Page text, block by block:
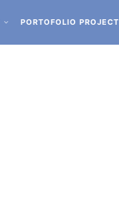
PORTOFOLIO PROJECT